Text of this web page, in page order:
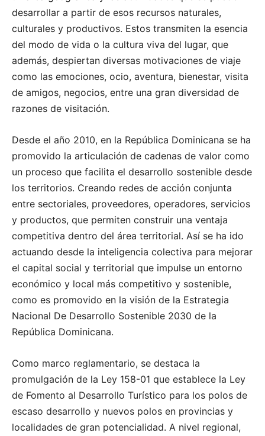
desarrollar a partir de esos recursos naturales,
culturales y productivos. Estos transmiten la esencia
del modo de vida o la cultura viva del lugar, que
además, despiertan diversas motivaciones de viaje
como las emociones, ocio, aventura, bienestar, visita
de amigos, negocios, entre una gran diversidad de
razones de visitación.
Desde el año 2010, en la República Dominicana se ha
promovido la articulación de cadenas de valor como
un proceso que facilita el desarrollo sostenible desde
los territorios. Creando redes de acción conjunta
entre sectoriales, proveedores, operadores, servicios
y productos, que permiten construir una ventaja
competitiva dentro del área territorial. Así se ha ido
actuando desde la inteligencia colectiva para mejorar
el capital social y territorial que impulse un entorno
económico y local más competitivo y sostenible,
como es promovido en la visión de la Estrategia
Nacional De Desarrollo Sostenible 2030 de la
República Dominicana.
Como marco reglamentario, se destaca la
promulgación de la Ley 158-01 que establece la Ley
de Fomento al Desarrollo Turístico para los polos de
escaso desarrollo y nuevos polos en provincias y
localidades de gran potencialidad. A nivel regional,